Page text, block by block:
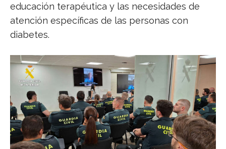
educación terapéutica y las necesidades de
atención específicas de las personas con
diabetes.